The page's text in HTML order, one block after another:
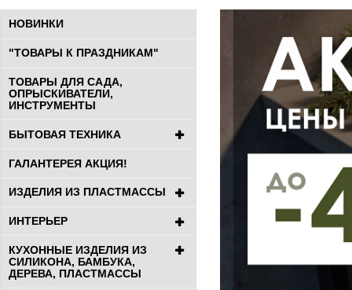
НОВИНКИ
"ТОВАРЫ К ПРАЗДНИКАМ"
ТОВАРЫ ДЛЯ САДА,
ОПРЫСКИВАТЕЛИ,
ИНСТРУМЕНТЫ
БЫТОВАЯ ТЕХНИКА
ГАЛАНТЕРЕЯ АКЦИЯ!
ИЗДЕЛИЯ ИЗ ПЛАСТМАССЫ
ИНТЕРЬЕР
КУХОННЫЕ ИЗДЕЛИЯ ИЗ
СИЛИКОНА, БАМБУКА,
ДЕРЕВА, ПЛАСТМАССЫ